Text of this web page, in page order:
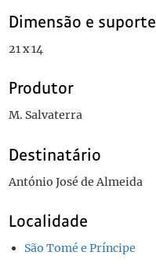
Dimensão e suporte
21 x 14
Produtor
M. Salvaterra
Destinatário
António José de Almeida
Localidade
São Tomé e Príncipe